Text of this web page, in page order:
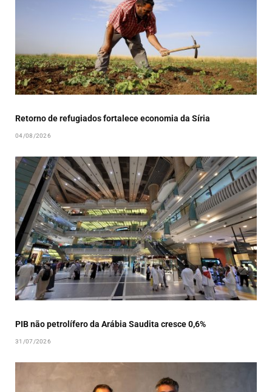
Retorno de refugiados fortalece economia da Síria
04/08/2026
PIB não petrolífero da Arábia Saudita cresce 0,6%
31/07/2026